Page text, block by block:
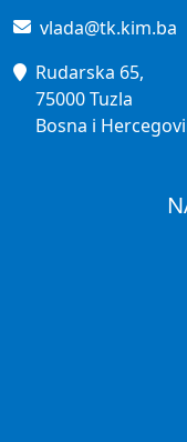
vlada@tk.kim.ba
Rudarska 65,
75000 Tuzla
Bosna i